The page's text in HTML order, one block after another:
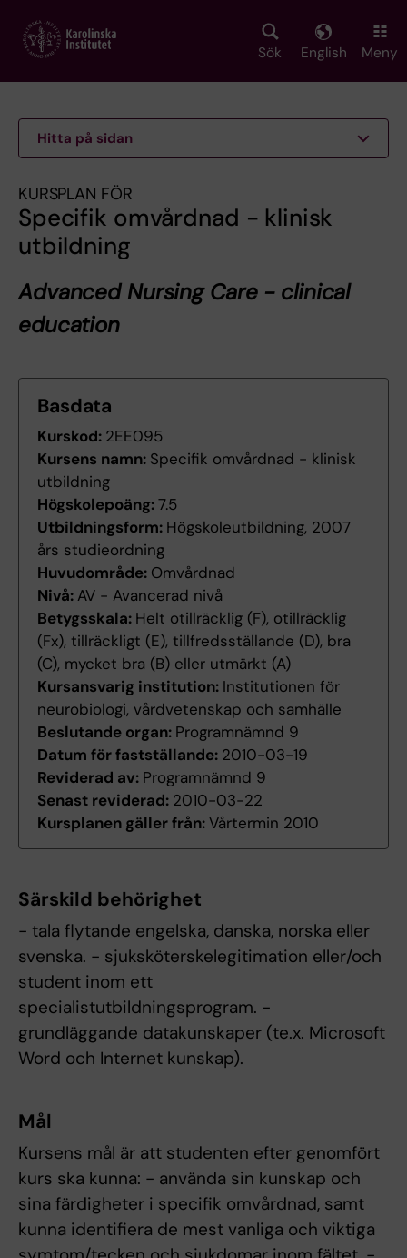
main
Sök English Meny
Hitta på sidan
KURSPLAN FÖR
Specifik omvårdnad - klinisk
utbildning
Advanced Nursing Care - clinical
education
Basdata
Kurskod: 2EE095
Kursens namn: Specifik omvårdnad - klinisk
utbildning
Högskolepoäng:7.5
Utbildningsform: Högskoleutbildning, 2007
års studieordning
Huvudområde: Omvårdnad
Nivå: AV - Avancerad nivå
Betygsskala: Helt otillräcklig (F), otillräcklig
(Fx), tillräckligt (E), tillfredsställande (D), bra
(C), mycket bra (B) eller utmärkt (A)
Kursansvarig institution: Institutionen för
neurobiologi, vårdvetenskap och samhälle
Beslutande organ: Programnämnd 9
Datum för fastställande: 2010-03-19
Reviderad av: Programnämnd 9
Senast reviderad: 2010-03-22
Kursplanen gäller från:Vårtermin 2010
Särskild behörighet
- tala flytande engelska, danska, norska eller
svenska. - sjuksköterskelegitimation eller/och
student inom ett
specialistutbildningsprogram. -
grundläggande datakunskaper (te.x. Microsoft
Word och Internet kunskap).
Mål
Kursens mål är att studenten efter genomfört
kurs ska kunna: - använda sin kunskap och
sina färdigheter i specifik omvårdnad, samt
kunna identifiera de mest vanliga och viktiga